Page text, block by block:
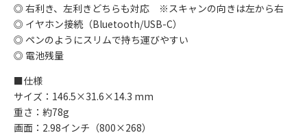
◎ 右利き、左利きどちらも対応 ※スキャンの向きは左から右
◎ イヤホン接続（Bluetooth/USB-C）
◎ ペンのようにスリムで持ち運びやすい
◎ 電池残量
■仕様
サイズ：146.5×31.6×14.3 mm
重さ：約78g
画面：2.98インチ（800×268）